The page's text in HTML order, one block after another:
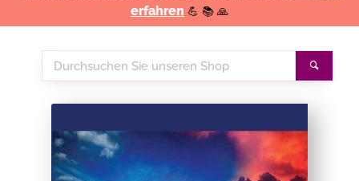
erfahren 💪 📚 🙏
Durchsuchen
Sie